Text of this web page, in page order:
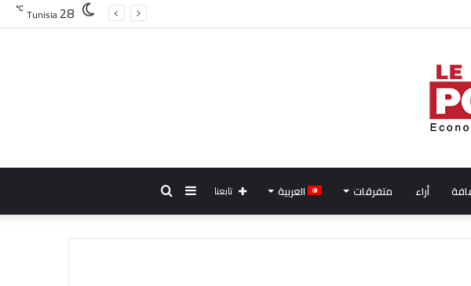
Tunisia28
℃
أراء متفرقات العربية
بحث
عن
إضافة
عمود
تابعنا